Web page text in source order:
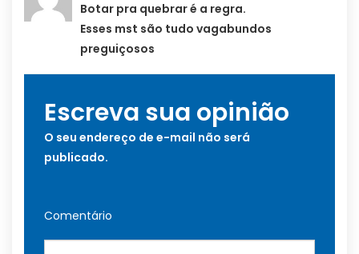
Botar pra quebrar é a regra.
Esses mst são tudo vagabundos
preguiçosos
Escreva sua opinião
O seu endereço de e-mail não será
publicado.
Comentário